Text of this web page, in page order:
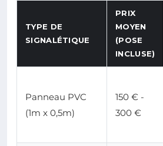
TYPE DE
SIGNALÉTIQUE
PRIX
MOYEN
(POSE
INCLUSE)
Panneau PVC
(1m x 0,5m)
150 € -
300 €